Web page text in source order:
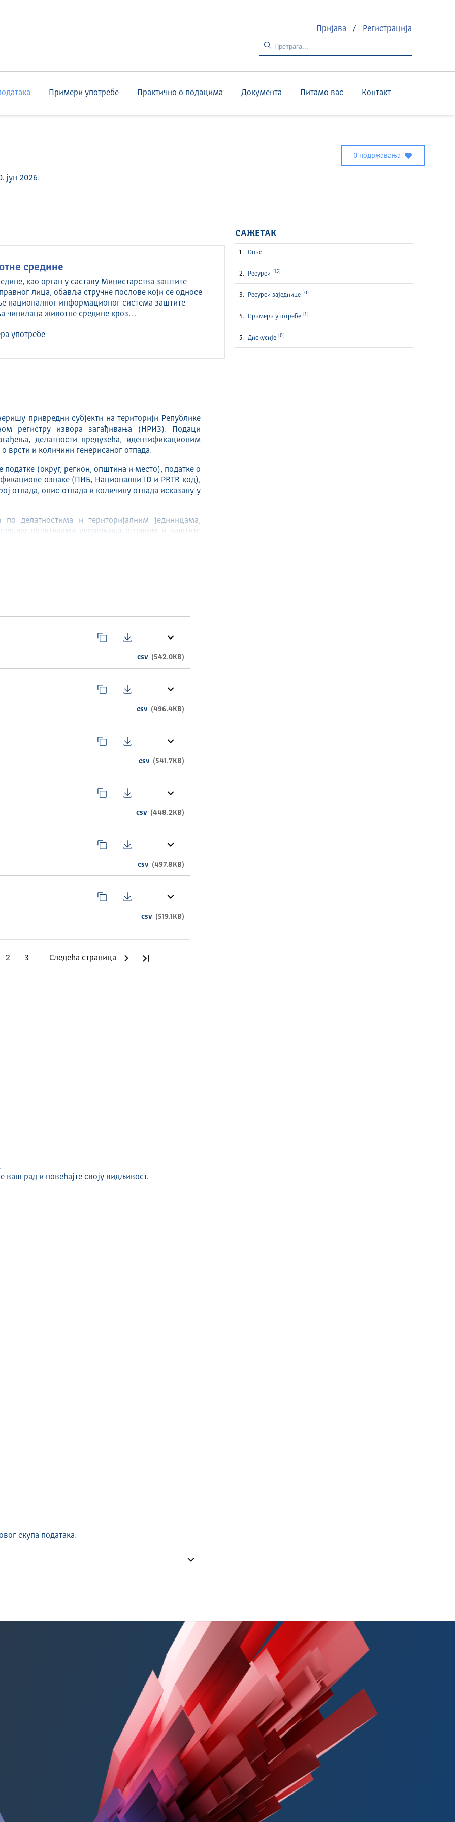
Пријава / Регистрација
Примери употребе Практично о подацима Документа Питамо вас Контакт
јун 2026.
0 подржавања
средине
као орган у саставу Министарства заштите
лица, обавља стручне послове који се односе
националног информационог система заштите
чинилаца животне средине кроз…
употребе
привредни субјекти на територији Републике
регистру извора загађивања (НРИЗ). Подаци
делатности предузећа, идентификационим
врсти и количини генерисаног отпада.
податке (округ, регион, општина и место), податке о
ознаке (ПИБ, Национални ID и PRTR код),
отпада, опис отпада и количину отпада исказану у
по делатностима и територијалним јединицама,
политикама управљања отпадом и заштите
csv (542.0KB)
csv (496.4KB)
csv (541.7KB)
csv (448.2KB)
csv (497.8KB)
csv (519.1KB)
2 3 Следећа страница
ваш рад и повећајте своју видљивост.
скупа података.
САЖЕТАК
Опис
Ресурси 15
Ресурси заједнице 0
Примери употребе 1
Дискусије 0